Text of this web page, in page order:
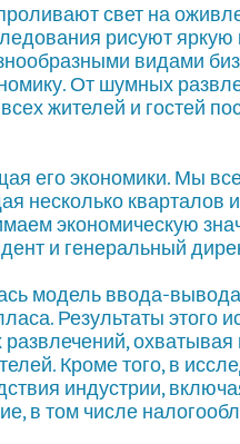
свет на
рисуют яркую
видами
От шумных
жителей и гостей
его экономики. Мы
несколько кварталов
экономическую
и генеральный
модель ввода-вывода
Результаты этого
Кроме того, в
индустрии,
в том числе